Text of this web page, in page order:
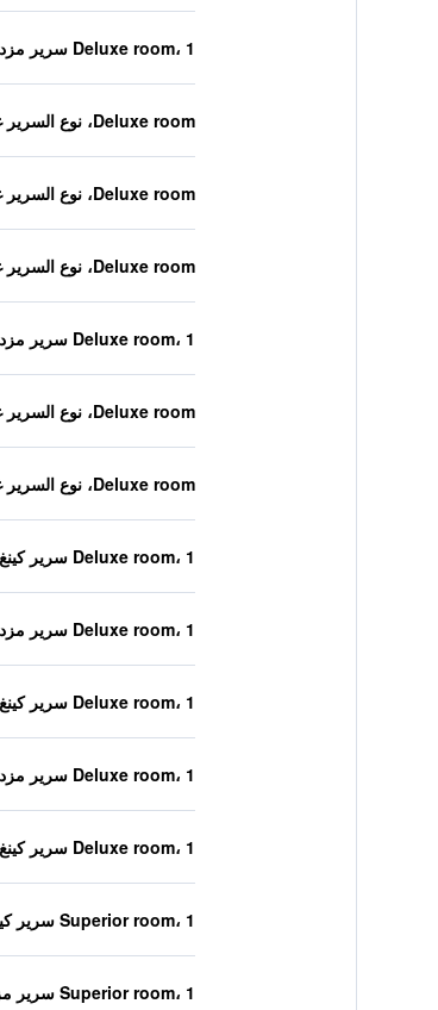
Deluxe room، 1 سرير مزدوج
Deluxe room، نوع السرير غير معروف
Deluxe room، نوع السرير غير معروف
Deluxe room، نوع السرير غير معروف
Deluxe room، 1 سرير مزدوج
Deluxe room، نوع السرير غير معروف
Deluxe room، نوع السرير غير معروف
Deluxe room، 1 سرير كينغ
Deluxe room، 1 سرير مزدوج
Deluxe room، 1 سرير كينغ
Deluxe room، 1 سرير مزدوج
Deluxe room، 1 سرير كينغ
Superior room، 1 سرير كينغ
Superior room، 1 سرير مزدوج